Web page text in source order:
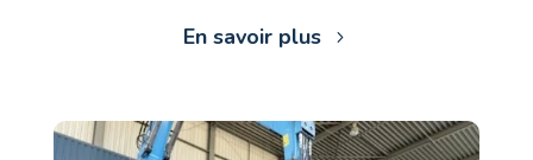
En savoir plus